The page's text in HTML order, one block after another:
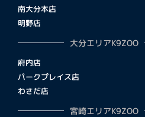
南大分本店
明野店
大分エリアK9ZOO
府内店
パークプレイス店
わさだ店
宮崎エリアK9ZOO